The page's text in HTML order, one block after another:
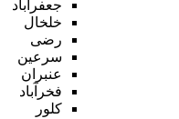
جعفرآباد
خلخال
رضی
سرعین
عنبران
فخرآباد
کلور